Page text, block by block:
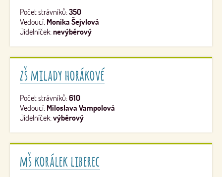
Počet strávníků:350
Vedoucí: Monika Šejvlová
Jídelníček:nevýběrový
zš milady horákové
Počet strávníků:610
Vedoucí: Miloslava Vampolová
Jídelníček:výběrový
mš korálek liberec